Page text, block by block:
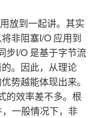
放到一起讲。其实
非阻塞I/O 应用到
步I/O 是基于字节流
。因此，从理论
优势越能体现出来。
的效率差不多。根
，一般情况下，非